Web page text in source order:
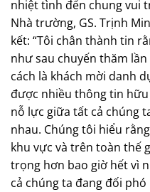
nhiệt tình đến chung vui
Nhà trường, GS. Trịnh
kết: “Tôi chân thành tin
như sau chuyến thăm
cách là khách mời danh
được nhiều thông tin
nỗ lực giữa tất cả chúng
nhau. Chúng tôi hiểu
khu vực và trên toàn thế
trọng hơn bao giờ hết vì
cả chúng ta đang đối